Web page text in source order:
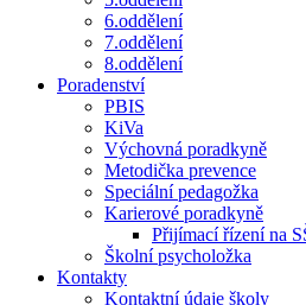
6.oddělení
7.oddělení
8.oddělení
Poradenství
PBIS
KiVa
Výchovná poradkyně
Metodička prevence
Speciální pedagožka
Karierové poradkyně
Přijímací řízení na
Školní psycholožka
Kontakty
Kontaktní údaje školy